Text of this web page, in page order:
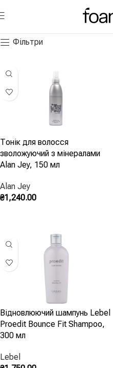
Читати далі
Фільтри
Тонік для волосся
зволожуючий з мінералами
Alan Jey, 150 мл
Alan Jey
₴1,240.00
Відновлюючий шампунь Lebel
Proedit Bounce Fit Shampoo,
300 мл
Lebel